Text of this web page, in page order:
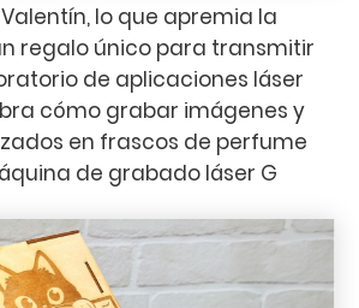
lo que apremia la
regalo único para transmitir
de aplicaciones láser
cómo grabar imágenes y
en frascos de perfume
de grabado láser G